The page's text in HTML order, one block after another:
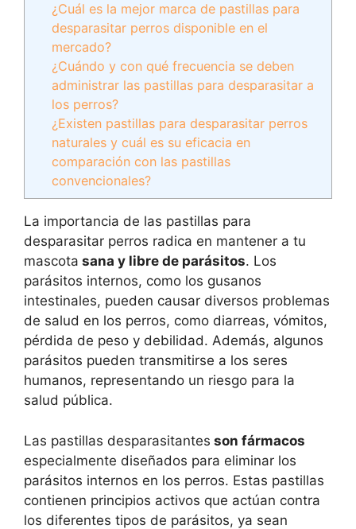
¿Cuál es la mejor marca de pastillas para
desparasitar perros disponible en el
mercado?
¿Cuándo y con qué frecuencia se deben
administrar las pastillas para desparasitar a
los perros?
¿Existen pastillas para desparasitar perros
naturales y cuál es su eficacia en
comparación con las pastillas
convencionales?
La importancia de las pastillas para
desparasitar perros radica en mantener a tu
mascota sana y libre de parásitos. Los
parásitos internos, como los gusanos
intestinales, pueden causar diversos problemas
de salud en los perros, como diarreas, vómitos,
pérdida de peso y debilidad. Además, algunos
parásitos pueden transmitirse a los seres
humanos, representando un riesgo para la
salud pública.
Las pastillas desparasitantes son fármacos
especialmente diseñados para eliminar los
parásitos internos en los perros. Estas pastillas
contienen principios activos que actúan contra
los diferentes tipos de parásitos, ya sean